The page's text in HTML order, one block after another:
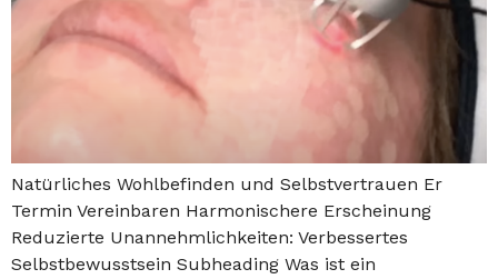
Natürliches Wohlbefinden und Selbstvertrauen Er
Termin Vereinbaren Harmonischere Erscheinung
Reduzierte Unannehmlichkeiten: Verbessertes
Selbstbewusstsein Subheading Was ist ein